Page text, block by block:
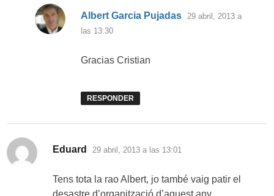
Albert Garcia Pujadas dice:
29 abril, 2013 a
las 13:30
Gracias Cristian
RESPONDER
Eduard dice:
29 abril, 2013 a las 13:01
Tens tota la rao Albert, jo també vaig patir el
desastre d’organització d’aquest any.